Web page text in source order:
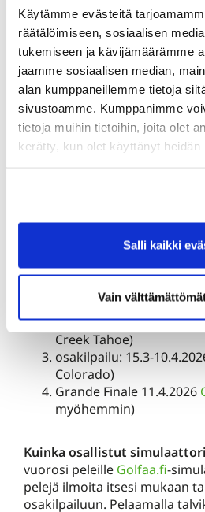
Käytämme evästeitä
räätälöimiseen, sosiaalisen
tukemiseen ja kävijämäärämme
jaamme sosiaalisen median,
alan kumppaneillemme tietoja
sivustoamme. Kumppanimme
tietoja muihin tietoihin, joita olet
kerätty, kun olet käyttänyt heidän
Salli kaikki
Vain
HCP-sarjojen parhaat
yhteispisteillä. Finaaliin
sarjan pelaajaa sekä 4
Osallistumismaksu:KarG
vieraat 20€ tai Kisapassi (lue
simulaattorin käyttömaksut.
huomioidaan kaksi pelikertaa,
Simulaattorimajorien
kausipelaajat 50€, KarG
Golf Club – Faldo Course)
osakilpailu: 15.2-
Creek Tahoe)
osakilpailu: 15.3-
Colorado)
Grande Finale 11.4.2026
myöhemmin)
Kuinka osallistut
vuorosi peleille Golfaa.fi-
pelejä ilmoita itsesi mukaan
osakilpailuun. Pelaamalla